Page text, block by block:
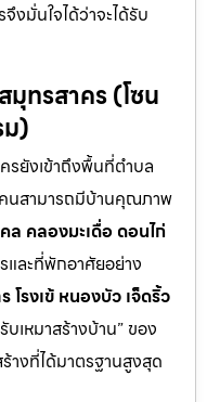
งมั่นใจได้ว่าจะได้รับ
ทรสาคร (โซน
)
รยังเข้าถึงพื้นที่ตำบล
นสามารถมีบ้านคุณภาพ
ล คลองมะเดื่อ ดอนไก่
และที่พักอาศัยอย่าง
รงเข้ หนองบัว เจ็ดริ้ว
บเหมาสร้างบ้าน” ของ
างที่ได้มาตรฐานสูงสุด